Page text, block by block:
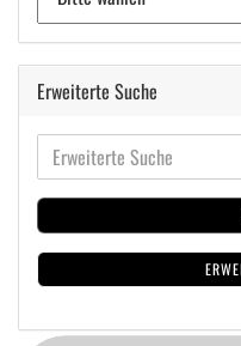
Erweiterte Suche